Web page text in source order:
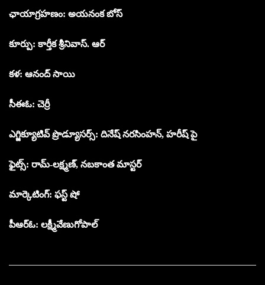
ఛాయాగ్రహణం: అయనంక బోస్
కూర్పు: కార్తీక శ్రీనివాస్. ఆర్
కళ: ఆనంద్ సాయి
సీఈఓ: చెర్రీ
ఎగ్జిక్యూటివ్ ప్రొడ్యూసర్స్: దినేష్ నరసింహన్, హరీష్ పై
ఫైట్స్: రామ్-లక్ష్మణ్, నబకాంత మాస్టర్
మార్కెటింగ్: ఫస్ట్ షో
పీఆర్ఓ: లక్ష్మీవేణుగోపాల్